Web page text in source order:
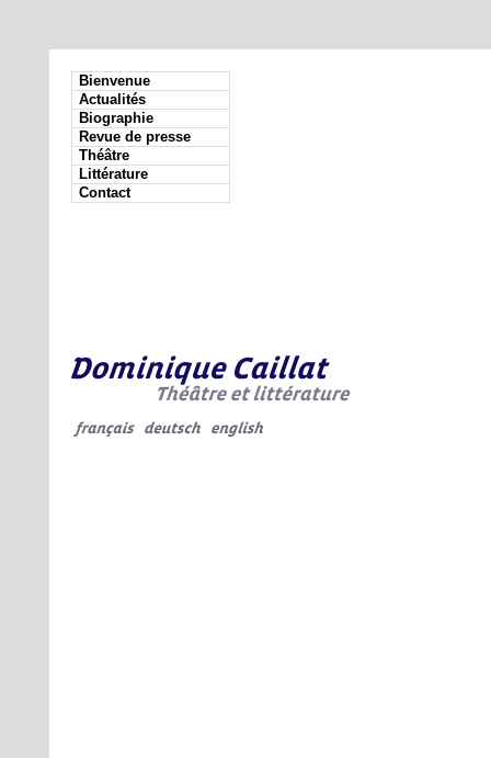
Bienvenue
Actualités
Biographie
Revue de presse
Théâtre
Littérature
Contact